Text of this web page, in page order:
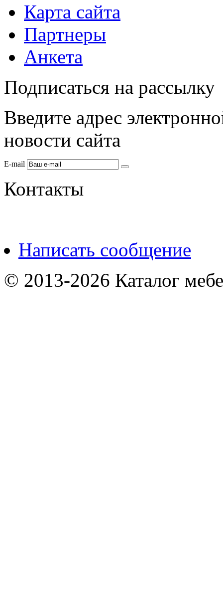
Карта сайта
Партнеры
Анкета
Подписаться на рассылку
Введите адрес
новости сайта
E-mail
Контакты
Написать сообщение
© 2013-2026 Каталог